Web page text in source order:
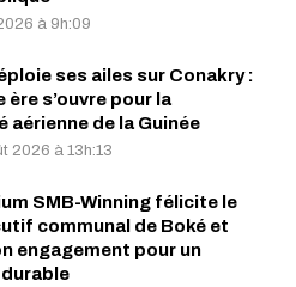
à 9h:09
ses ailes sur Conakry :
ère s’ouvre pour la
aérienne de la Guinée
2026 à 13h:13
SMB-Winning félicite le
communal de Boké et
engagement pour un